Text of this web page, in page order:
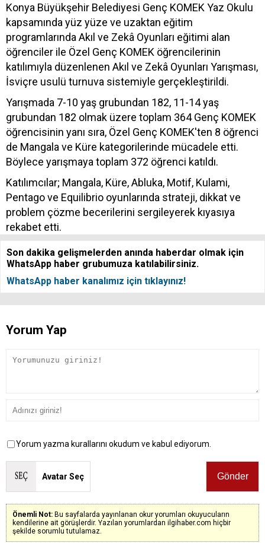
Konya Büyükşehir Belediyesi Genç KOMEK Yaz Okulu
kapsamında yüz yüze ve uzaktan eğitim
programlarında Akıl ve Zekâ Oyunları eğitimi alan
öğrenciler ile Özel Genç KOMEK öğrencilerinin
katılımıyla düzenlenen Akıl ve Zekâ Oyunları Yarışması,
İsviçre usulü turnuva sistemiyle gerçekleştirildi.
Yarışmada 7-10 yaş grubundan 182, 11-14 yaş
grubundan 182 olmak üzere toplam 364 Genç KOMEK
öğrencisinin yanı sıra, Özel Genç KOMEK'ten 8 öğrenci
de Mangala ve Küre kategorilerinde mücadele etti.
Böylece yarışmaya toplam 372 öğrenci katıldı.
Katılımcılar; Mangala, Küre, Abluka, Motif, Kulami,
Pentago ve Equilibrio oyunlarında strateji, dikkat ve
problem çözme becerilerini sergileyerek kıyasıya
rekabet etti.
Son dakika gelişmelerden anında haberdar olmak için
WhatsApp haber grubumuza katılabilirsiniz.
WhatsApp haber kanalımız için tıklayınız!
Yorum Yap
Yorum yazma kurallarını okudum ve kabul ediyorum.
Avatar Seç
Önemli Not: Bu sayfalarda yayınlanan okur yorumları okuyucuların
kendilerine ait görüşlerdir. Yazılan yorumlardan ilgihaber.com hiçbir
şekilde sorumlu tutulamaz.